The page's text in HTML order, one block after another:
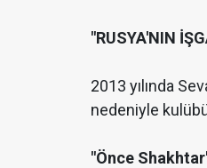
"RUSYA'NIN
2013 yılında
nedeniyle
"Önce